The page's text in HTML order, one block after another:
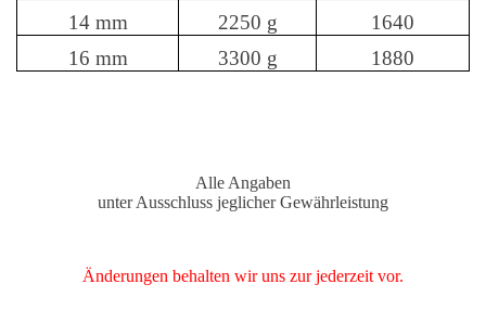
14 mm
2250 g
1640
16 mm
3300 g 1880
Alle Angaben
unter Ausschluss jeglicher Gewährleistung
Änderungen behalten wir uns zur jederzeit vor.